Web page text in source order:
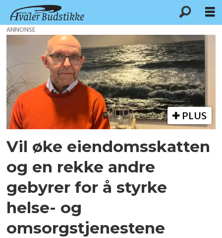
Tag:
helse-
og
omsorgstjenester
ANNONSE
PLUS
Vil øke eiendomsskatten
og en rekke andre
gebyrer for å styrke
helse- og
omsorgstjenestene